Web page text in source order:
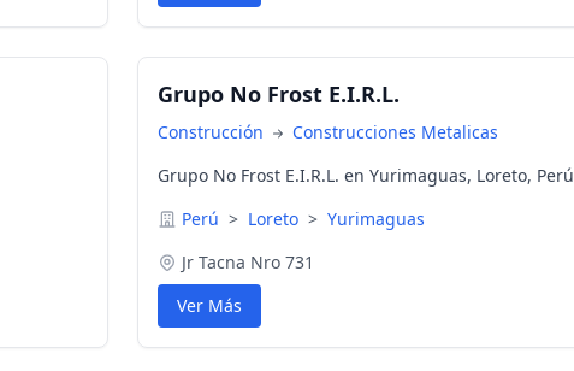
Grupo No Frost E.I.R.L.
Construcción
Construcciones Metalicas
Grupo No Frost E.I.R.L. en Yurimaguas, Loreto, Perú
Perú > Loreto > Yurimaguas
Jr Tacna Nro 731
Ver Más